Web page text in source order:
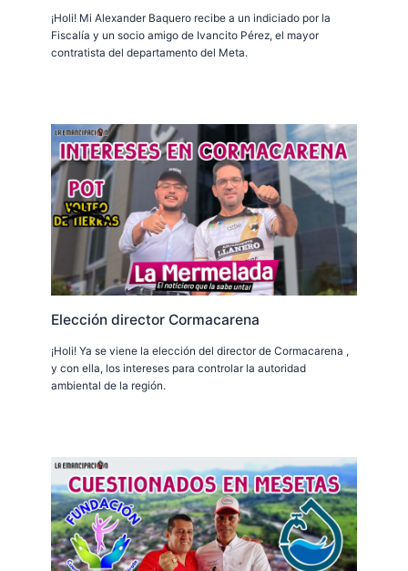
¡Holi! Mi Alexander Baquero recibe a un indiciado por la
Fiscalía y un socio amigo de Ivancito Pérez, el mayor
contratista del departamento del Meta.
Elección director Cormacarena
¡Holi! Ya se viene la elección del director de Cormacarena ,
y con ella, los intereses para controlar la autoridad
ambiental de la región.